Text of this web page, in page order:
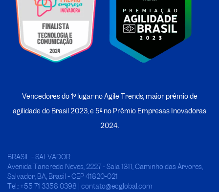
Vencedores do 1º lugar no Agile Trends, maior prêmio de
agilidade do Brasil 2023, e 5º no Prêmio Empresas Inovadoras
2024.
BRASIL - SALVADOR
Avenida Tancredo Neves, 2227 - Sala 1311, Caminho das Árvores,
Salvador, BA, Brasil - CEP 41820-021
Tel.: +55 71 3358 0398 | contato@ecglobal.com